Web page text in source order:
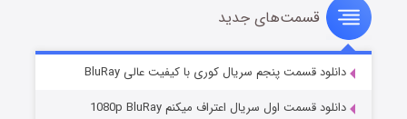
سریال زشت
قسمت۲ (زیرنویس) منتشر شد
قسمت‌های جدید
دانلود قسمت پنجم سریال کوری با کیفیت عالی BluRay
دانلود قسمت اول سریال اعتراف میکنم 1080p BluRay